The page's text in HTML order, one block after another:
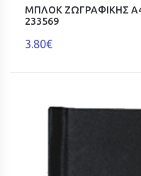
ΜΠΛΟΚ ΖΩΓΡΑΦΙΚΗΣ A4
233569
3.80€